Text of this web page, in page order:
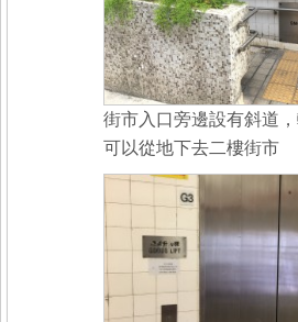
街市入口旁邊設有斜道
可以從地下去二樓街市